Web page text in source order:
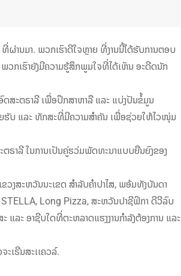
ຜ່ານມາ. ພວກເຮົາດີໃຈຫຼາຍ ທີ່ງານນີ້ໄດ້ຮັບການຕອບ
ວກເຮົາຍັງມີຄວາມຮູ້ສຶກພູມໃຈທີ່ໄດ້ເຫັນ ອະດີດນັກ
ສະຕຣາລີ ເພື່ອປຶກສາຫາລື ແລະ ແບ່ງປັນຂໍ້ມູນ
ຍຮັບ ແລະ ທັກສະທີ່ມີຄວາມສຳຄັນ ເພື່ອຊ່ວຍໃຫ້ໄວໜຸ່ມ
ຣາລີ ໃນການເປັນຄູ່ຮວ່ມພັດທະນາແບບຍືນຍົງຂອງ
ງສະຫວັນນະເຂດ ສໍາລັບຄໍາປາໄສ, ພອ້ມທັງບັນດາ
STELLA, Long Pizza, ສະຫວັນປາຊີຟິກາ ດີວີລົບ
ລະ ອາຊີບໃດທີ່ຕະຫລາດແຮງງານກໍາລັງຕ້ອງການ ແລະ
ເຣີນສະເເຄວລ໌.